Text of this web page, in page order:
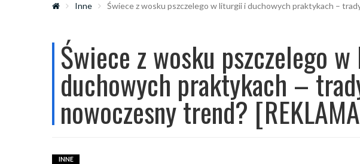
Inne Świece z wosku pszczelego w liturgii i duchowych praktykach –
Świece z wosku pszczelego
duchowych praktykach –
nowoczesny trend?
INNE